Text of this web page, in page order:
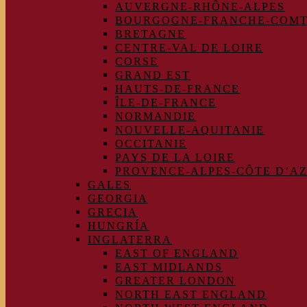
AUVERGNE-RHÔNE-ALPES
BOURGOGNE-FRANCHE-
BRETAGNE
CENTRE-VAL DE LOIRE
CORSE
GRAND EST
HAUTS-DE-FRANCE
ÎLE-DE-FRANCE
NORMANDIE
NOUVELLE-AQUITANIE
OCCITANIE
PAYS DE LA LOIRE
PROVENCE-ALPES-CÔTE
GALES
GEORGIA
GRECIA
HUNGRÍA
INGLATERRA
EAST OF ENGLAND
EAST MIDLANDS
GREATER LONDON
NORTH EAST ENGLAND